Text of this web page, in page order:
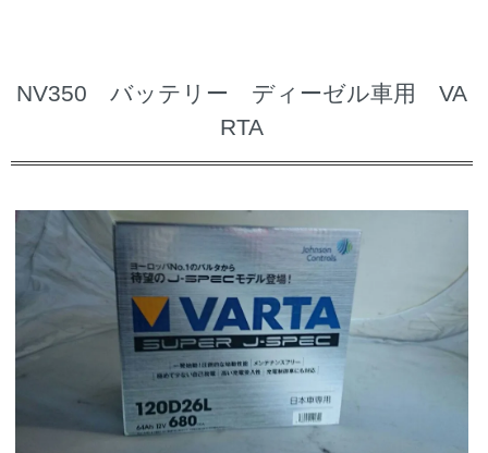
NV350 バッテリー ディーゼル車用 VA
RTA